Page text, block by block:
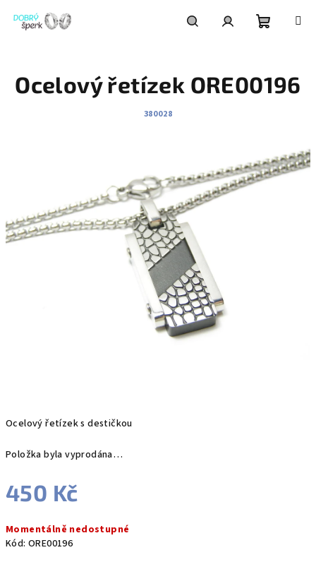
obsah
košík
Ocelový řetízek s destičkou
Položka byla vyprodána…
450 Kč
cena:
Momentálně nedostupné
Kód: ORE00196
Ocelový řetízek ORE00196
380028